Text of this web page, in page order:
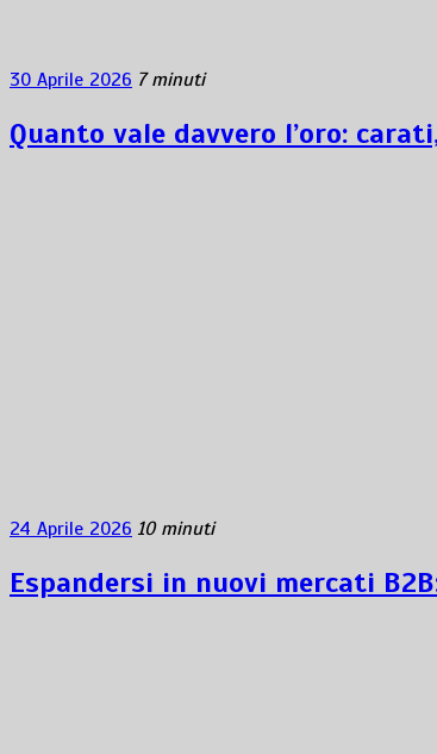
30 Aprile 2026 7 minuti
Quanto vale davvero l’oro:
24 Aprile 2026 10 minuti
Espandersi in nuovi mercati